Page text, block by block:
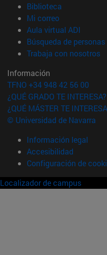
Biblioteca
Mi correo(abre en
Aula virtual ADI
Búsqueda de personas
Trabaja con nosotros
Información
TFNO +34 948 42 56 00
¿QUÉ GRADO TE INTERESA?
¿QUÉ MÁSTER TE
© Universidad de Navarra
Información legal
Accesibilidad
Configuración de
Localizador de campus